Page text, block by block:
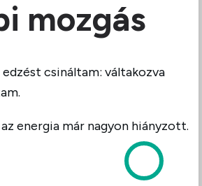
mozgás
csináltam: váltakozva
az energia már nagyon hiányzott.